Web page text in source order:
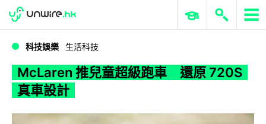
WWDC 2026 ERP 與商業 AI
科技娛樂 生活科技
McLaren 推兒童超級跑車 還原 720S
真車設計